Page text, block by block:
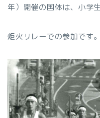
年）開催の国体は、小学
炬火リレーでの参加です。